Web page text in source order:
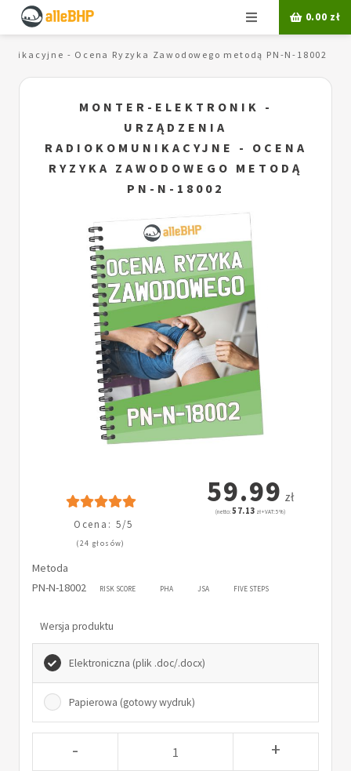
Menu 0.00 zł
- Ocena Ryzyka Zawodowego metodą PN-N-18002
MONTER-ELEKTRONIK -
URZĄDZENIA
RADIOKOMUNIKACYJNE - OCENA
RYZYKA ZAWODOWEGO METODĄ
PN-N-18002
Ocena: 5/5
(24 głosów)
59.99 zł
(netto:57.13 zł + VAT: 5%)
Metoda
PN-N-18002
RISK SCORE PHA JSA FIVE STEPS
Wersja produktu
Elektroniczna (plik .doc/.docx)
Papierowa (gotowy wydruk)
- +